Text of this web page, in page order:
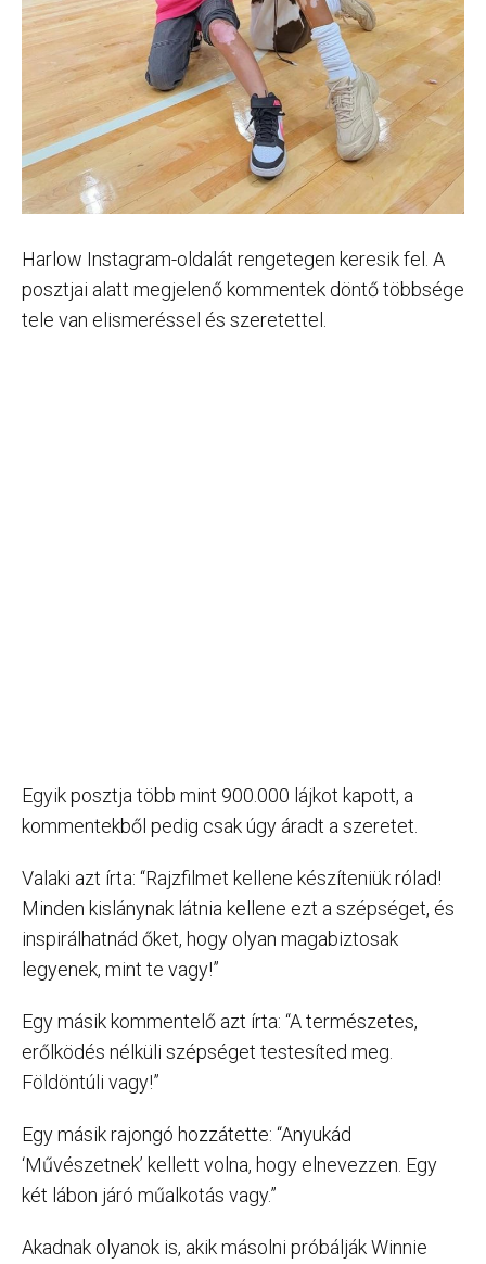
Harlow Instagram-oldalát rengetegen keresik fel. A
posztjai alatt megjelenő kommentek döntő többsége
tele van elismeréssel és szeretettel.
Egyik posztja több mint 900.000 lájkot kapott, a
kommentekből pedig csak úgy áradt a szeretet.
Valaki azt írta: “Rajzfilmet kellene készíteniük rólad!
Minden kislánynak látnia kellene ezt a szépséget, és
inspirálhatnád őket, hogy olyan magabiztosak
legyenek, mint te vagy!”
Egy másik kommentelő azt írta: “A természetes,
erőlködés nélküli szépséget testesíted meg.
Földöntúli vagy!”
Egy másik rajongó hozzátette: “Anyukád
‘Művészetnek’ kellett volna, hogy elnevezzen. Egy
két lábon járó műalkotás vagy.”
Akadnak olyanok is, akik másolni próbálják Winnie